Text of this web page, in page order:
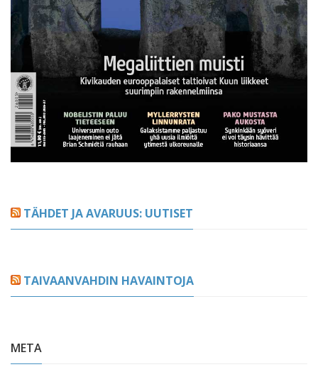
TÄHDET JA AVARUUS: UUTISET
TAIVAANVAHDIN HAVAINTOJA
META